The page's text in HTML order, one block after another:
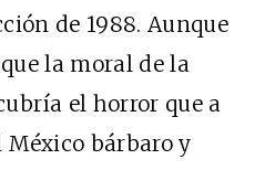
de 1988. Aunque
la moral de la
el horror que a
México bárbaro y